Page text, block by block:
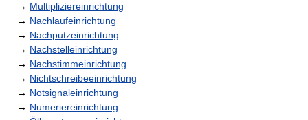
→ Multipliziereinrichtung
→ Nachlaufeinrichtung
→ Nachputzeinrichtung
→ Nachstelleinrichtung
→ Nachstimmeinrichtung
→ Nichtschreibeeinrichtung
→ Notsignaleinrichtung
→ Numeriereinrichtung